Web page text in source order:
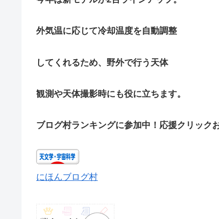
外気温に応じて冷却温度を自動調整
してくれるため、野外で行う天体
観測や天体撮影時にも役に立ちます。
ブログ村ランキングに参加中！応援クリック
にほんブログ村